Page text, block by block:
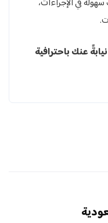
عنك باحترافية